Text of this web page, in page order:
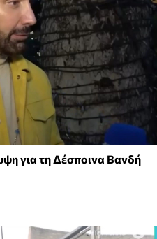
για τη Δέσποινα Βανδή